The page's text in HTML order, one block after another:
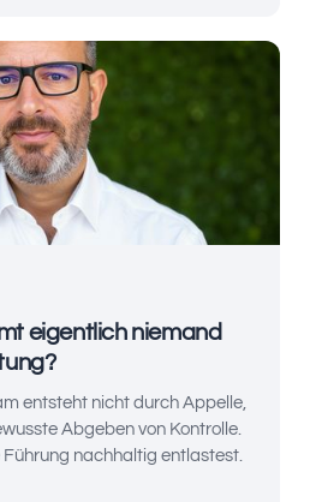
eigentlich niemand
entsteht nicht durch Appelle,
Abgeben von Kontrolle.
Führung nachhaltig entlastest.